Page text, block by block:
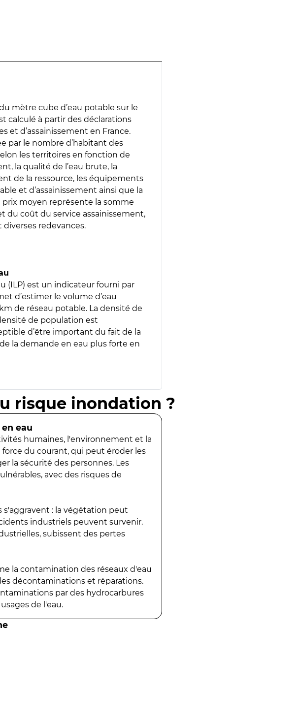
mètre cube d’eau potable sur le
calculé à partir des déclarations
et d’assainissement en France.
par le nombre d’habitant des
les territoires en fonction de
la qualité de l’eau brute, la
de la ressource, les équipements
et d’assainissement ainsi que la
moyen représente la somme
du coût du service assainissement,
redevances.
(ILP) est un indicateur fourni par
d’estimer le volume d’eau
de réseau potable. La densité de
de population est
d’être important du fait de la
la demande en eau plus forte en
risque inondation ?
eau
humaines, l'environnement et la
du courant, qui peut éroder les
la sécurité des personnes. Les
avec des risques de
: la végétation peut
industriels peuvent survenir.
subissent des pertes
la contamination des réseaux d'eau
décontaminations et réparations.
par des hydrocarbures
de l'eau.